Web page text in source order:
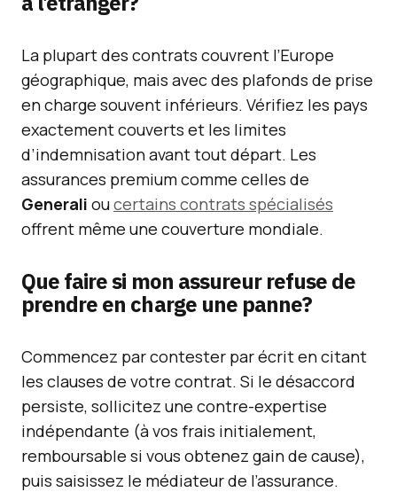
La plupart des contrats couvrent l’Europe
géographique, mais avec des plafonds de prise
en charge souvent inférieurs. Vérifiez les pays
exactement couverts et les limites
d’indemnisation avant tout départ. Les
assurances premium comme celles de
Generali oucertains contrats spécialisés
offrent même une couverture mondiale.
Que faire si mon assureur refuse de
prendre en charge une panne?
Commencez par contester par écrit en citant
les clauses de votre contrat. Si le désaccord
persiste, sollicitez une contre-expertise
indépendante (à vos frais initialement,
remboursable si vous obtenez gain de cause),
puis saisissez le médiateur de l’assurance.